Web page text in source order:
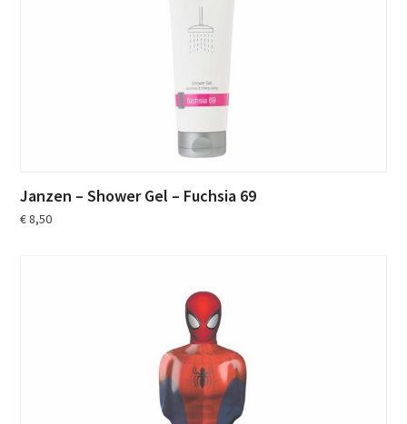
Janzen – Shower Gel – Fuchsia 69
€8,50